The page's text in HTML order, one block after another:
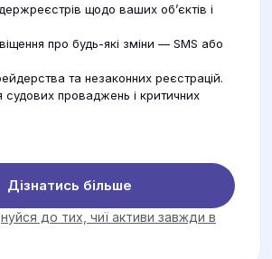
щодо ваших об’єктів і
про будь-які зміни — SMS або
та незаконних реєстрацій.
судових проваджень і критичних
Дізнатись більше
до тих, чиї активи завжди в